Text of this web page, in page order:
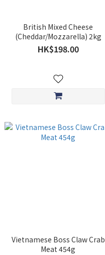
British Mixed Cheese
(Cheddar/Mozzarella) 2kg
HK$198.00
Vietnamese Boss Claw Crab
Meat 454g